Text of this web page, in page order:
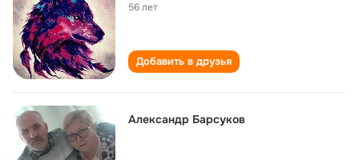
56 лет
Добавить в друзья
Александр Барсуков